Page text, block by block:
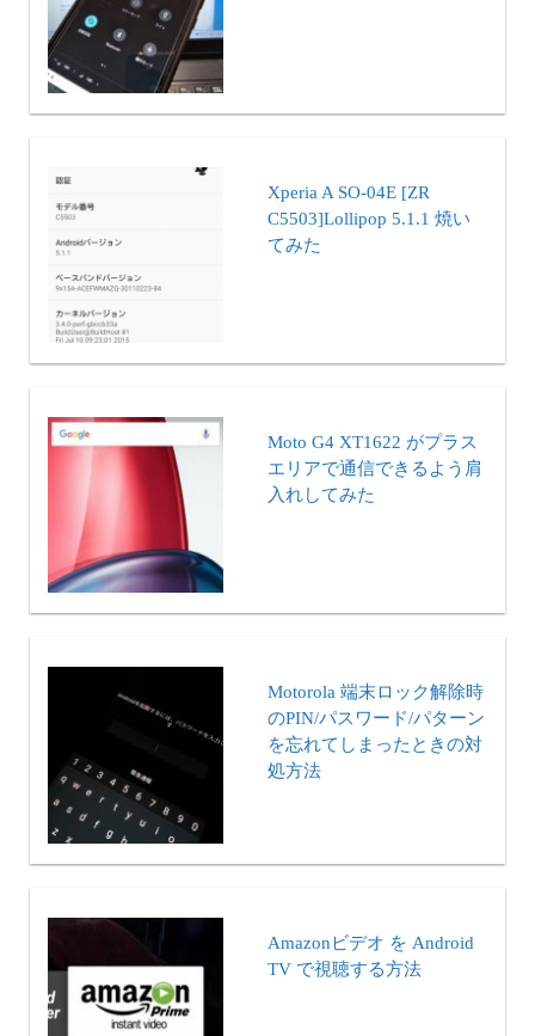
Xperia A SO-04E [ZR
C5503]Lollipop 5.1.1 焼い
てみた
Moto G4 XT1622 がプラス
エリアで通信できるよう肩
入れしてみた
Motorola 端末ロック解除時
のPIN/パスワード/パターン
を忘れてしまったときの対
処方法
Amazonビデオ を Android
TV で視聴する方法